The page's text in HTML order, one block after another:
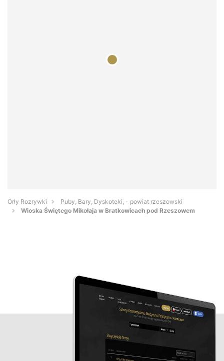
Orły Rozrywki
Puby, Bary, Dyskoteki, - powiat rzeszowski
Wioska Świętego Mikołaja w Bratkowicach pod Rzeszowem